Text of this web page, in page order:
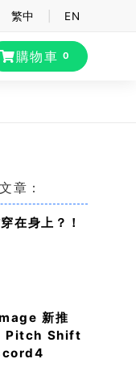
繁中 EN
購物車 0
章：
在身上？！
新推
Pitch Shift